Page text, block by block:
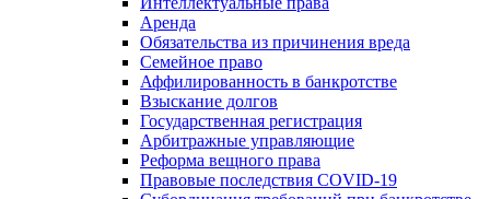
Аренда
Обязательства из причинения вреда
Семейное право
Аффилированность в банкротстве
Взыскание долгов
Государственная регистрация
Арбитражные управляющие
Реформа вещного права
Правовые последствия COVID-19